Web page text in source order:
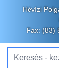
Hévízi
Fax: (83)